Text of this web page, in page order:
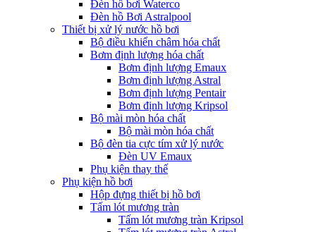
Đèn hồ bơi Waterco
Đèn hồ Bơi Astralpool
Thiết bị xử lý nước hồ bơi
Bộ điều khiển châm hóa chất
Bơm định lượng hóa chất
Bơm định lượng Emaux
Bơm định lượng Astral
Bơm định lượng Pentair
Bơm định lượng Kripsol
Bộ mài mòn hóa chất
Bộ mài mòn hóa chất
Bộ đèn tia cực tím xử lý nước
Đèn UV Emaux
Phụ kiện thay thế
Phụ kiện hồ bơi
Hộp đựng thiết bị hồ bơi
Tấm lót mương tràn
Tấm lót mương tràn Kripsol